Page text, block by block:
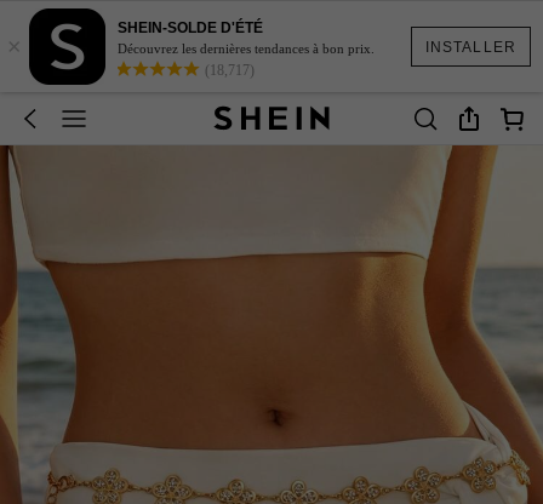
INSTALLER
×
SHEIN-SOLDE D'ÉTÉ
Découvrez les dernières tendances à bon prix.
(18,717)